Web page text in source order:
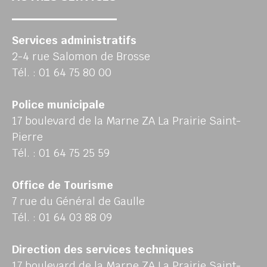
Services administratifs
2-4 rue Salomon de Brosse
Tél. : 01 64 75 80 00
Police municipale
17 boulevard de la Marne ZA La Prairie Saint-
Pierre
Tél. : 01 64 75 25 59
Office de Tourisme
7 rue du Général de Gaulle
Tél. : 01 64 03 88 09
Direction des services techniques